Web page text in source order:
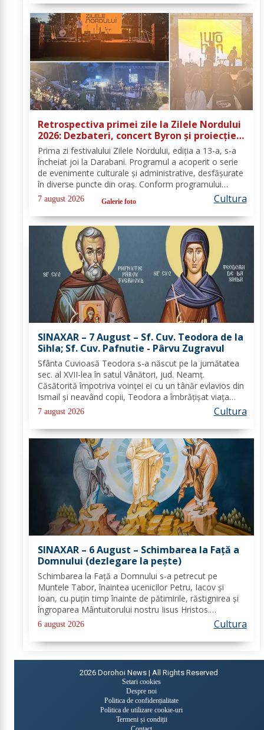
Retrospectiva primei zile la Zilele Nordului
2026: Dezbateri, concert Byron și proiecție
de film
Prima zi festivalului Zilele Nordului, ediția a 13-a, s-a
încheiat joi la Darabani. Programul a acoperit o serie
de evenimente culturale și administrative, desfășurate
în diverse puncte din oraș. Conform programului
oficial comunicat de Asociația Nord, mai jos se
regăsește sinteza activităților,...
7 august 2026 Galerie foto Cultura
SINAXAR – 7 August – Sf. Cuv. Teodora de la
Sihla; Sf. Cuv. Pafnutie - Pârvu Zugravul
Sfânta Cuvioasă Teodora s-a născut pe la jumătatea
sec. al XVII-lea în satul Vânători, jud. Neamţ.
Căsătorită împotriva voinţei ei cu un tânăr evlavios din
Ismail şi neavând copii, Teodora a îmbrăţişat viaţa
monahală la Schitul Vărzăreşti, Vrancea, iar soţul ei,
de asemenea, s-a călugărit la...
7 august 2026 Cultura
SINAXAR – 6 August – Schimbarea la Față a
Domnului (dezlegare la peşte)
Schimbarea la Față a Domnului s-a petrecut pe
Muntele Tabor, înaintea ucenicilor Petru, Iacov și
Ioan, cu puțin timp înainte de pătimirile, răstignirea și
îngroparea Mântuitorului nostru Iisus Hristos.
Urcându-Se pe munte, Hristos-Domnul S-a depărtat
puţin de ucenici şi, suindu-Se pe un loc mai...
6 august 2026 Cultura
2026 Dorohoi News | All Rights Reserved
Setari cookies
Despre noi
Politica de confidențialitate
Politica de utilizare cookie-uri
Termeni și condiții